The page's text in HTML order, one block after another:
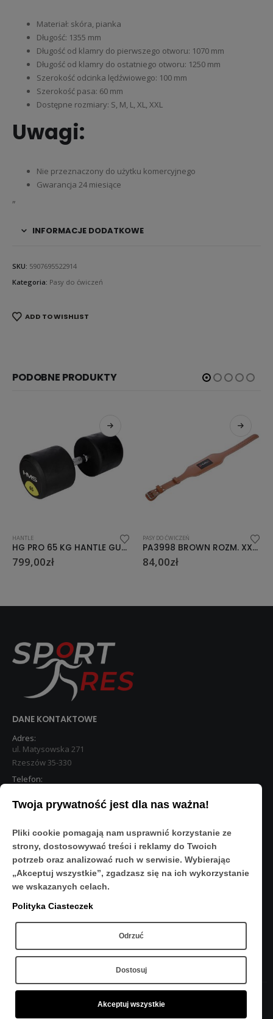
Materiał: skóra, pianka
Długość: 1355 mm
Długość od klamry do pierwszego otworu: 1070 mm
Długość od klamry do ostatniego otworu: 1250 mm
Szerokość odcinka lędźwiowego: 100 mm
Szerokość pasa: 60 mm
Dostępne rozmiary: S, M, L, XL, XXL
Uwagi:
Nie przeznaczony do użytku komercyjnego
Gwarancja 24 miesiące
„
INFORMACJE DODATKOWE
SKU: 5907695522914
Kategoria: Pasy do ćwiczeń
ADD TO WISHLIST
PODOBNE PRODUKTY
HANTLE
HG PRO 65 KG HANTLE GUMOWANE HMS
799,00zł
PASY DO ĆWICZEŃ
PA3998 BROWN ROZM. XXL PAS DO ĆWICZEŃ SIŁOWYCH HMS
84,00zł
DANE KONTAKTOWE
Adres:
ul. Matysowska 271
Rzeszów 35-330
Telefon:
STREFA KLIENTA
Moje konto
O Nas
Polityka prywatności
Regulamin
FAQ
OBSERWUJ NAS
Copyright © 2020 - Sport-Res - Wszelkie prawa zastrzeżone.
Twoja prywatność jest dla nas ważna!
Pliki cookie pomagają nam usprawnić korzystanie ze
strony, dostosowywać treści i reklamy do Twoich
potrzeb oraz analizować ruch w serwisie. Wybierając
„Akceptuj wszystkie”, zgadzasz się na ich wykorzystanie
we wskazanych celach.
Polityka Ciasteczek
Odrzuć
Dostosuj
Akceptuj wszystkie